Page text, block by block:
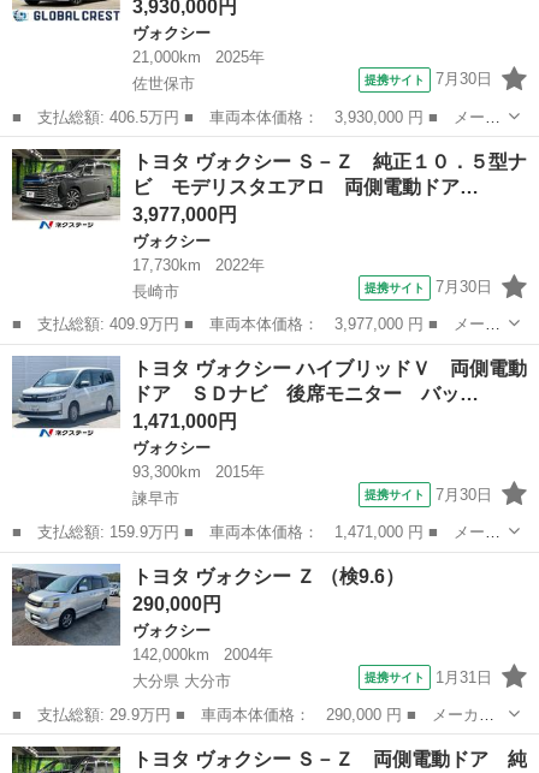
3,930,000円
ヴォクシー
21,000km
2025年
佐世保市
提携サイト 7月30日
■ 支払総額: 406.5万円 ■ 車両本体価格： 3,930,000 円 ■ メーカ
ー名： トヨタ ■ 車種名： ヴォクシー ■ グレード名： ハイブ
リッドＳ－Ｚ 左右パワースライドドア 衝突回避 スマートキープ
ッシュス...
長崎 佐世保市 ヴォクシー
トヨタ ヴォクシー Ｓ－Ｚ 純正１０．５型ナ
ビ モデリスタエアロ 両側電動ドア…
3,977,000円
ヴォクシー
17,730km
2022年
長崎市
提携サイト 7月30日
■ 支払総額: 409.9万円 ■ 車両本体価格： 3,977,000 円 ■ メーカ
ー名： トヨタ ■ 車種名： ヴォクシー ■ グレード名： Ｓ－
Ｚ 純正１０．５型ナビ モデリスタエアロ 両側電動ドア 後席モ
ニター バ...
長崎 長崎市 ヴォクシー
トヨタ ヴォクシー ハイブリッドＶ 両側電動
ドア ＳＤナビ 後席モニター バッ…
1,471,000円
ヴォクシー
93,300km
2015年
諫早市
提携サイト 7月30日
■ 支払総額: 159.9万円 ■ 車両本体価格： 1,471,000 円 ■ メーカ
ー名： トヨタ ■ 車種名： ヴォクシー ■ グレード名： ハイブ
リッドＶ 両側電動ドア ＳＤナビ 後席モニター バックカメラ
禁煙車 ...
長崎 諫早市 ヴォクシー
トヨタ ヴォクシー Ｚ （検9.6）
290,000円
ヴォクシー
142,000km
2004年
大分県 大分市
提携サイト 1月31日
■ 支払総額: 29.9万円 ■ 車両本体価格： 290,000 円 ■ メーカー
名： トヨタ ■ 車種名： ヴォクシー ■ グレード名： Ｚ ■ 排
気量： 2000cc ■ ドア枚数： 5D ■ ミッション： コラムAT...
大分 大分市 ヴォクシー
トヨタ ヴォクシー Ｓ－Ｚ 両側電動ドア 純